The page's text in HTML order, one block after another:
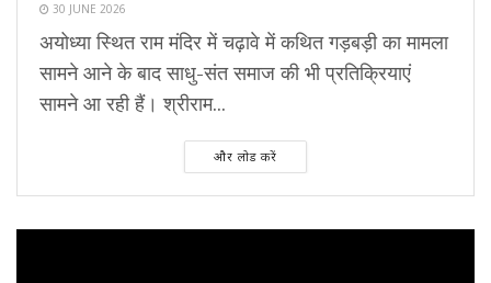
30 JUNE 2026
अयोध्या स्थित राम मंदिर में चढ़ावे में कथित गड़बड़ी का मामला
सामने आने के बाद साधु-संत समाज की भी प्रतिक्रियाएं
सामने आ रही हैं। श्रीराम...
और लोड करें